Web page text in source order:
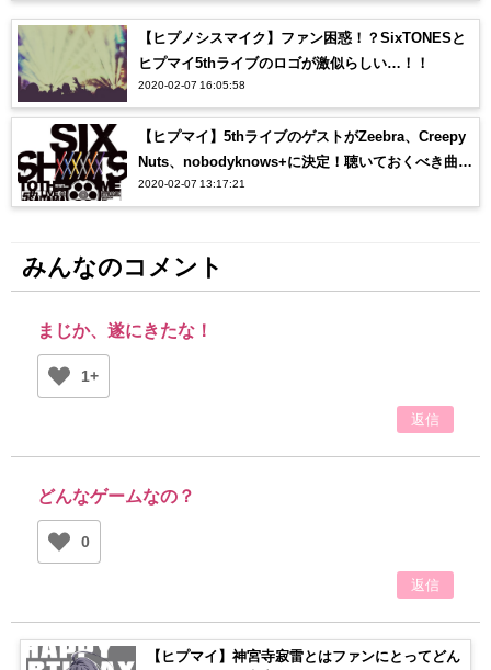
【ヒプノシスマイク】ファン困惑！？SixTONESと
ヒプマイ5thライブのロゴが激似らしい…！！
2020-02-07 16:05:58
【ヒプマイ】5thライブのゲストがZeebra、Creepy
Nuts、nobodyknows+に決定！聴いておくべき曲
は？？
2020-02-07 13:17:21
みんなのコメント
まじか、遂にきたな！
1+
返信
どんなゲームなの？
0
返信
【ヒプマイ】神宮寺寂雷とはファンにとってどん